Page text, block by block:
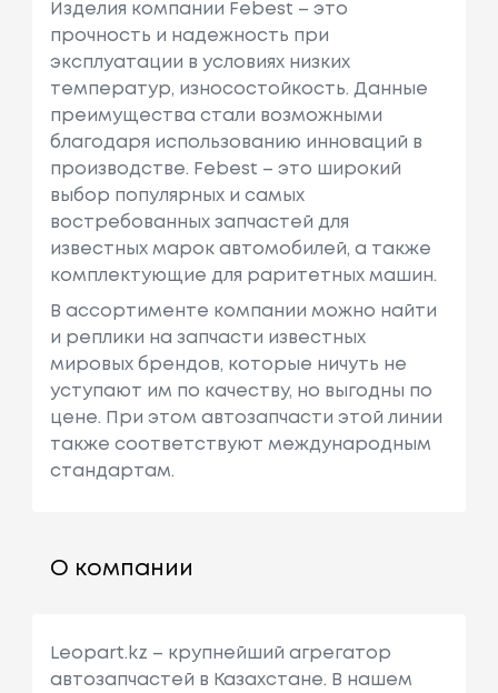
Изделия компании Febest – это
прочность и надежность при
эксплуатации в условиях низких
температур, износостойкость. Данные
преимущества стали возможными
благодаря использованию инноваций в
производстве. Febest – это широкий
выбор популярных и самых
востребованных запчастей для
известных марок автомобилей, а также
комплектующие для раритетных машин.
В ассортименте компании можно найти
и реплики на запчасти известных
мировых брендов, которые ничуть не
уступают им по качеству, но выгодны по
цене. При этом автозапчасти этой линии
также соответствуют международным
стандартам.
О компании
Leopart.kz – крупнейший агрегатор
автозапчастей в Казахстане. В нашем